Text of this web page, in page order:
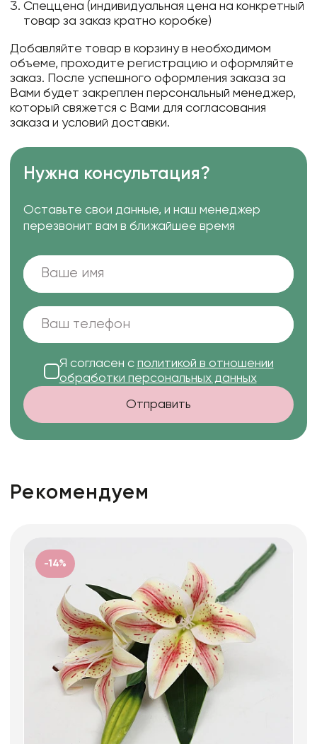
Спеццена (индивидуальная цена на конкретный
товар за заказ кратно коробке)
Добавляйте товар в корзину в необходимом
объеме, проходите регистрацию и оформляйте
заказ. После успешного оформления заказа за
Вами будет закреплен персональный менеджер,
который свяжется с Вами для согласования
заказа и условий доставки.
Нужна консультация?
Оставьте свои данные, и наш менеджер
перезвонит вам в ближайшее время
Я согласен с политикой в отношении
обработки персональных данных
Отправить
Рекомендуем
-14%